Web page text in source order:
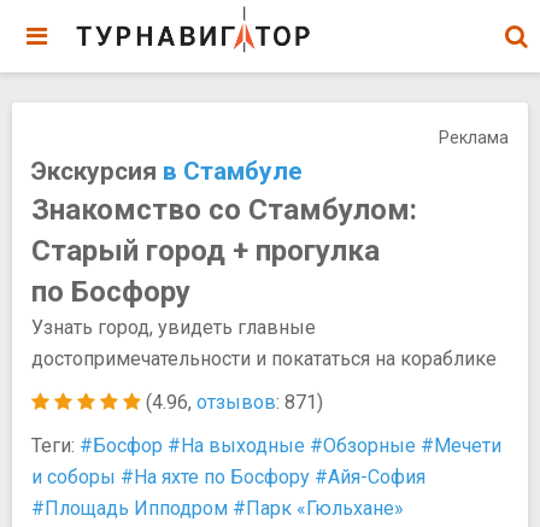
Реклама
Экскурсия в Стамбуле
Знакомство со Стамбулом:
Старый город + прогулка
по Босфору
Узнать город, увидеть главные
достопримечательности и покататься на кораблике
(4.96, отзывов: 871)
Теги: #Босфор #На выходные #Обзорные #Мечети
и соборы #На яхте по Босфору #Айя-София
#Площадь Ипподром #Парк «Гюльхане»